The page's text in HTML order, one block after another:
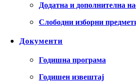
Додатна и дополнителна
Слободни изборни
Документи
Годишна програма
Годишен извештај